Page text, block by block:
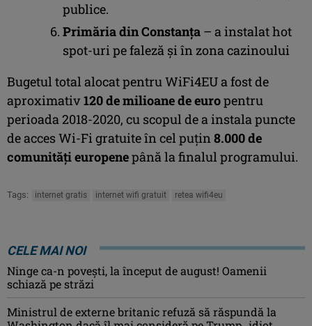
publice.
Primăria din Constanța – a instalat hot
spot-uri pe faleză și în zona cazinoului
Bugetul total alocat pentru WiFi4EU a fost de
aproximativ120 de milioane de europentru
perioada 2018-2020, cu scopul de a instala puncte
de acces Wi-Fi gratuite în cel puțin8.000 de
comunități europenepână la finalul programului.
Tags: internet gratis internet wifi gratuit retea wifi4eu
CELE MAI NOI
Ninge ca-n povești, la început de august! Oamenii
schiază pe străzi
Ministrul de externe britanic refuză să răspundă la